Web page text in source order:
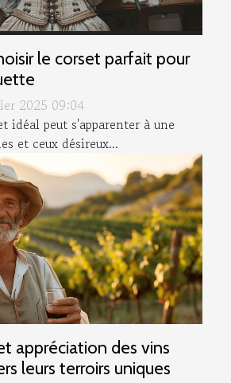
le corset parfait pour
2025 09:04
idéal peut s'apparenter à une
et ceux désireux...
appréciation des vins
leurs terroirs uniques